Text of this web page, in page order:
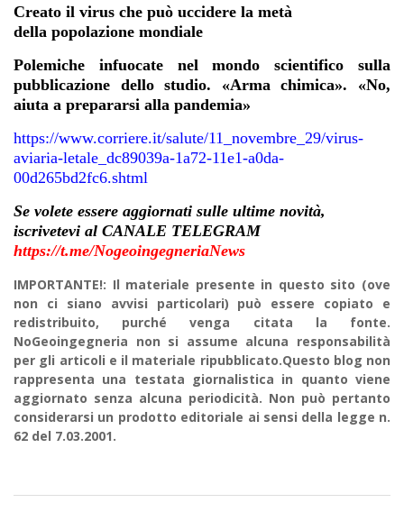
Creato il virus che può uccidere la metà
della popolazione mondiale
Polemiche infuocate nel mondo scientifico sulla
pubblicazione dello studio. «Arma chimica». «No,
aiuta a prepararsi alla pandemia»
https://www.corriere.it/salute/11_novembre_29/virus-
aviaria-letale_dc89039a-1a72-11e1-a0da-
00d265bd2fc6.shtml
Se volete essere aggiornati sulle ultime novità,
iscrivetevi al CANALE TELEGRAM
https://t.me/NogeoingegneriaNews
IMPORTANTE!: Il materiale presente in questo sito (ove
non ci siano avvisi particolari) può essere copiato e
redistribuito, purché venga citata la fonte.
NoGeoingegneria non si assume alcuna responsabilità
per gli articoli e il materiale ripubblicato.Questo blog non
rappresenta una testata giornalistica in quanto viene
aggiornato senza alcuna periodicità. Non può pertanto
considerarsi un prodotto editoriale ai sensi della legge n.
62 del 7.03.2001.